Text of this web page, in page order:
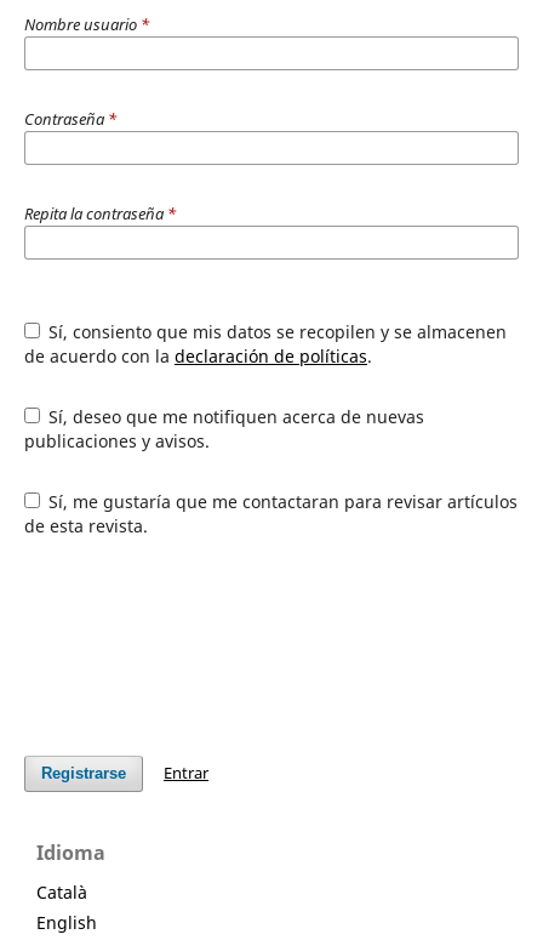
Nombre usuario *
Contraseña *
Repita la contraseña *
Sí, consiento que mis datos se recopilen y se almacenen
de acuerdo con la declaración de políticas.
Sí, deseo que me notifiquen acerca de nuevas
publicaciones y avisos.
Sí, me gustaría que me contactaran para revisar artículos
de esta revista.
Registrarse Entrar
Idioma
Català
English